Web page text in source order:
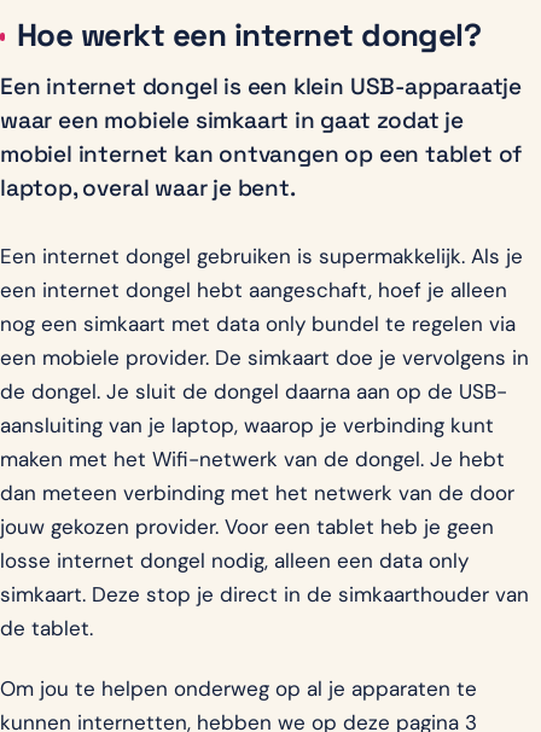
Hoe werkt een internet dongel?
Een internet dongel is een klein USB-apparaatje
waar een mobiele simkaart in gaat zodat je
mobiel internet kan ontvangen op een tablet of
laptop, overal waar je bent.
Een internet dongel gebruiken is supermakkelijk. Als je
een internet dongel hebt aangeschaft, hoef je alleen
nog een simkaart met data only bundel te regelen via
een mobiele provider. De simkaart doe je vervolgens in
de dongel. Je sluit de dongel daarna aan op de USB-
aansluiting van je laptop, waarop je verbinding kunt
maken met het Wifi-netwerk van de dongel. Je hebt
dan meteen verbinding met het netwerk van de door
jouw gekozen provider. Voor een tablet heb je geen
losse internet dongel nodig, alleen een data only
simkaart. Deze stop je direct in de simkaarthouder van
de tablet.
Om jou te helpen onderweg op al je apparaten te
kunnen internetten, hebben we op deze pagina 3